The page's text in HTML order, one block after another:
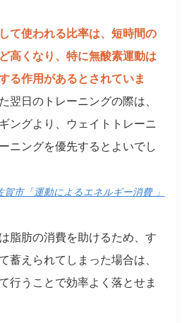
て使われる比率は、短時間の
高くなり、特に無酸素運動は
る作用があるとされていま
翌日のトレーニングの際は、
ングより、ウェイトトレーニ
ニングを優先するとよいでし
賀市「運動によるエネルギー消費 」
脂肪の消費を助けるため、す
蓄えられてしまった場合は、
行うことで効率よく落とせま